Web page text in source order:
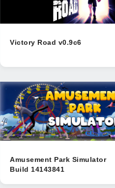
Victory Road v0.9c6
Amusement Park Simulator
Build 14143841